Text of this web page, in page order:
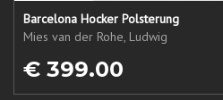
Barcelona Hocker Polsterung
Mies van der Rohe, Ludwig
€ 399.00